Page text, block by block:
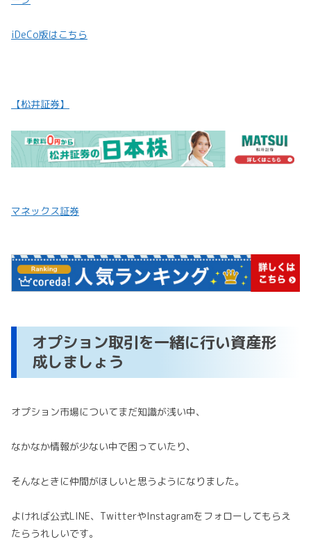
iDeCo版はこちら
【松井証券】
マネックス証券
オプション取引を一緒に行い資産形
成しましょう
オプション市場についてまだ知識が浅い中、
なかなか情報が少ない中で困っていたり、
そんなときに仲間がほしいと思うようになりました。
よければ公式LINE、TwitterやInstagramをフォローしてもらえ
たらうれしいです。